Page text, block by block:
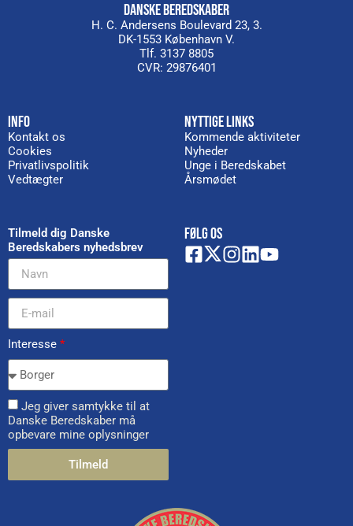
DANSKE BEREDSKABER
H. C. Andersens Boulevard 23, 3.
DK-1553 København V.
Tlf. 3137 8805
CVR: 29876401
INFO
Kontakt os
Cookies
Privatlivspolitik
Vedtægter
NYTTIGE LINKS
Kommende aktiviteter
Nyheder
Unge i Beredskabet
Årsmødet
Tilmeld dig Danske
Beredskabers nyhedsbrev
Interesse *
Jeg giver samtykke til at
Danske Beredskaber må
opbevare mine oplysninger
Tilmeld
FØLG OS